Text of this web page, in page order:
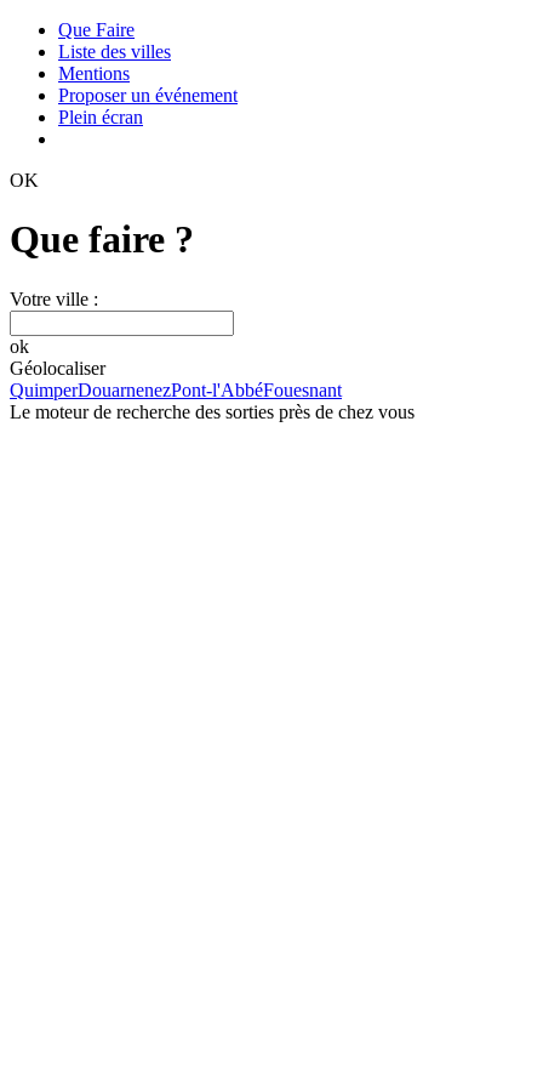
Que Faire
Liste des villes
Mentions
Proposer un événement
Plein écran
OK
Que faire ?
Votre ville :
ok
Géolocaliser
QuimperDouarnenezPont-l'AbbéFouesnant
Le moteur de recherche des sorties près de chez vous